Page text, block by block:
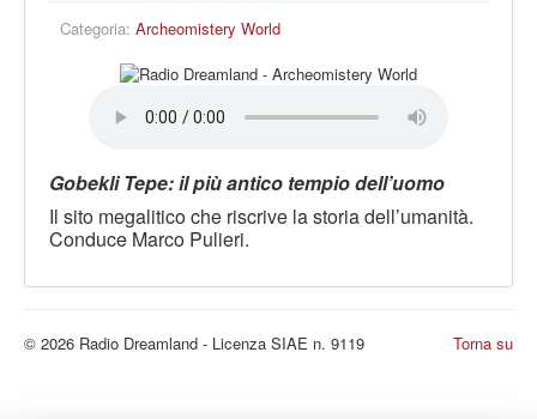
PROGRAMMI
PALINSESTO
LE VOCI
EVENTI
PRESS
Categoria: Archeomistery World
Gobekli Tepe: il più antico tempio dell’uomo
Il sito megalitico che riscrive la storia dell’umanità.
Conduce Marco Pulieri.
Torna su
© 2026 Radio Dreamland - Licenza SIAE n. 9119